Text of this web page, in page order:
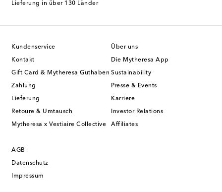
Lieferung in über 130 Länder
Kundenservice
Kontakt
Gift Card & Mytheresa Guthaben
Zahlung
Lieferung
Retoure & Umtausch
Mytheresa x Vestiaire Collective
Über uns
Die Mytheresa App
Sustainability
Presse & Events
Karriere
Investor Relations
Affiliates
AGB
Datenschutz
Impressum